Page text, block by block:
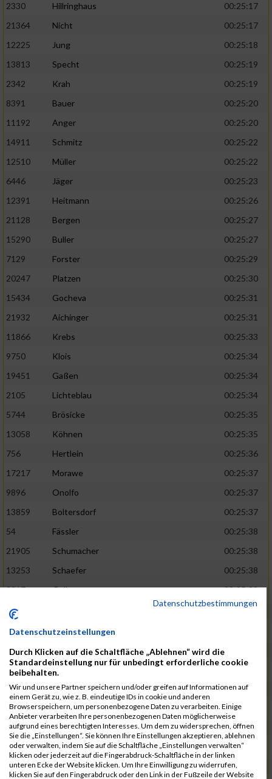
2330
Hillringhaus
00:25:17
21364
Nicht
00:25:17
12225
Jung
00:25:18
13813
Specht
00:25:19
2342
Krah
00:25:19
8391
Bauer
00:25:20
11192
Anger
00:25:20
14911
Schmitz
00:25:22
12510
Müller
00:25:22
6446
Jäger
00:25:23
12391
Heitmann
00:25:26
21128
Bergen
00:25:27
15290
Buller
00:25:27
7129
Forster
00:25:29
20247
Platzen
00:25:30
15434
Gocheva
00:25:31
21932
Aichinger
00:25:31
11866
Krebs
00:25:33
9750
Klois
00:25:34
19451
Gaßen
00:25:34
2105
Lichteblau
00:25:34
5744
Brösicke
00:25:35
13058
Köhnen
00:25:35
756
Hertlein
00:25:36
17217
Morawe
00:25:37
9896
Onolfo
00:25:37
13859
Boltersdorf
00:25:37
54
Fässler
00:25:38
21905
Schumacher
00:25:38
13253
Schaefer
00:25:38
2317
Golbar
00:25:38
5561
00:25:38
12006
Laudien
9273
Nicotra
7717
Lades
00:25:38
15581
Adamczak
00:25:38
3162
Heilig
00:25:39
3107
Schork
00:25:40
5888
Regneri
00:25:41
8971
Bien 00:25:42
Datenschutzbestimmungen
Datenschutzeinstellungen
Durch Klicken auf die Schaltfläche „Ablehnen“ wird die
Standardeinstellung nur für unbedingt erforderliche cookie
beibehalten.
Wir und unsere Partner speichern und/oder greifen auf Informationen auf
einem Gerät zu, wie z. B. eindeutige IDs in cookie und anderen
Browserspeichern, um personenbezogene Daten zu verarbeiten. Einige
Anbieter verarbeiten Ihre personenbezogenen Daten möglicherweise
aufgrund eines berechtigten Interesses. Um dem zu widersprechen, öffnen
Sie die „Einstellungen“. Sie können Ihre Einstellungen akzeptieren, ablehnen
oder verwalten, indem Sie auf die Schaltfläche „Einstellungen verwalten“
klicken oder jederzeit auf die Fingerabdruck-Schaltfläche in der linken
unteren Ecke der Website klicken. Um Ihre Einwilligung zu widerrufen,
klicken Sie auf den Fingerabdruck oder den Link in der Fußzeile der Website